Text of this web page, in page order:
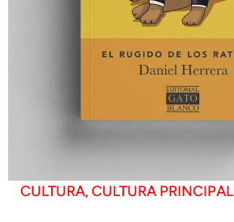
CULTURA,CULTURA PRINCIPAL